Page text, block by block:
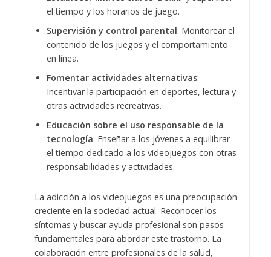
el tiempo y los horarios de juego.
Supervisión y control parental: Monitorear el
contenido de los juegos y el comportamiento
en línea.
Fomentar actividades alternativas:
Incentivar la participación en deportes, lectura y
otras actividades recreativas.
Educación sobre el uso responsable de la
tecnología: Enseñar a los jóvenes a equilibrar
el tiempo dedicado a los videojuegos con otras
responsabilidades y actividades.
La adicción a los videojuegos es una preocupación
creciente en la sociedad actual. Reconocer los
síntomas y buscar ayuda profesional son pasos
fundamentales para abordar este trastorno. La
colaboración entre profesionales de la salud,